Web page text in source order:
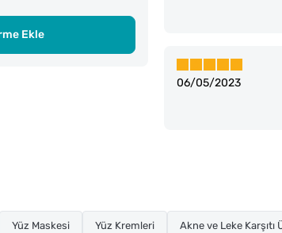
Ekle
06/05/2023
Yüz Maskesi Yüz Kremleri Akne ve Leke Karşıtı